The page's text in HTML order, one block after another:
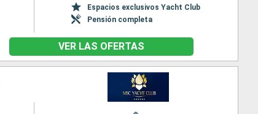
Espacios exclusivos Yacht Club
Pensión completa
VER LAS OFERTAS